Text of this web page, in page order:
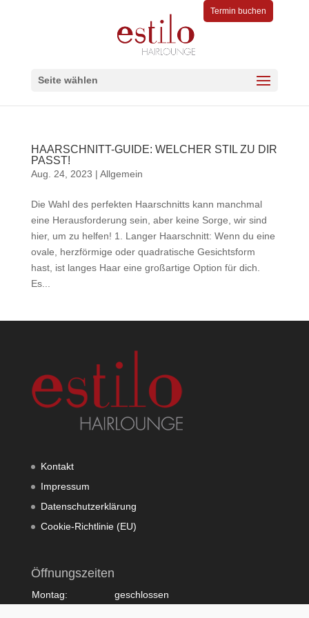
Termin buchen
Seite wählen
HAARSCHNITT-GUIDE: WELCHER STIL ZU DIR
PASST!
Aug. 24, 2023 | Allgemein
Die Wahl des perfekten Haarschnitts kann manchmal
eine Herausforderung sein, aber keine Sorge, wir sind
hier, um zu helfen! 1️. Langer Haarschnitt: Wenn du eine
ovale, herzförmige oder quadratische Gesichtsform
hast, ist langes Haar eine großartige Option für dich.
Es...
Kontakt
Impressum
Datenschutzerklärung
Cookie-Richtlinie (EU)
Öffnungszeiten
Montag:
geschlossen